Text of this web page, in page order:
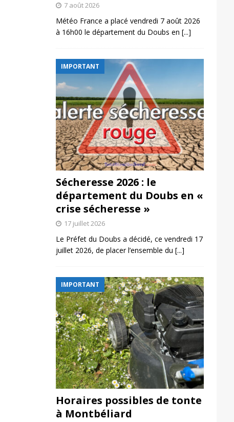
7 août 2026
Météo France a placé vendredi 7 août 2026
à 16h00 le département du Doubs en [...]
IMPORTANT
Sécheresse 2026 : le
département du Doubs en «
crise sécheresse »
17 juillet 2026
Le Préfet du Doubs a décidé, ce vendredi 17
juillet 2026, de placer l’ensemble du [...]
IMPORTANT
Horaires possibles de tonte
à Montbéliard